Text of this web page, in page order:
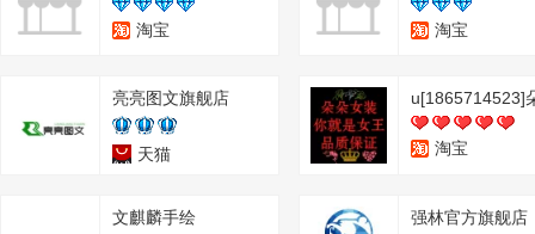
淘宝 淘宝
亮亮图文旗舰店
天猫 淘宝
文麒麟手绘 强林官方旗舰店